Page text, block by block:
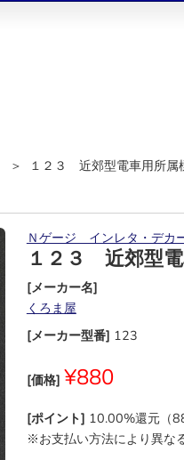
＞ １２３ 近郊型電車用所
Ｎゲージ インレタ・デカ
１２３ 近郊型
[メーカー名]
くろま屋
[メーカー型番] 123
[価格] ¥880
[ポイント] 10.00%還元（
※お支払い方法により異な